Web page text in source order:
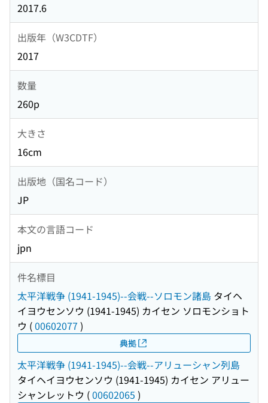
2017.6
出版年（W3CDTF）
2017
数量
260p
大きさ
16cm
出版地（国名コード）
JP
本文の言語コード
jpn
件名標目
太平洋戦争 (1941-1945)--会戦--ソロモン諸島 タイヘ
イヨウセンソウ (1941-1945) カイセン ソロモンショト
ウ (00602077 )
典拠
太平洋戦争 (1941-1945)--会戦--アリューシャン列島
タイヘイヨウセンソウ (1941-1945) カイセン アリュー
シャンレットウ (00602065 )